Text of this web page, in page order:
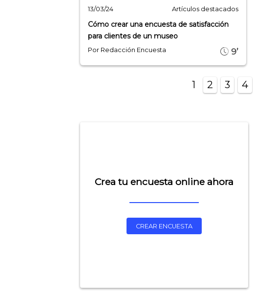
13/03/24 Artículos destacados
Cómo crear una encuesta de satisfacción
para clientes de un museo
Por Redacción Encuesta 9’
1 2 3 4
Crea tu encuesta online ahora
CREAR ENCUESTA